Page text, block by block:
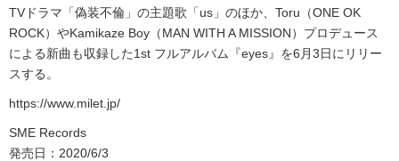
TVドラマ「偽装不倫」の主題歌「us」のほか、Toru（ONE OK
ROCK）やKamikaze Boy（MAN WITH A MISSION）プロデュース
による新曲も収録した1st フルアルバム『eyes』を6月3日にリリー
スする。
https://www.milet.jp/
SME Records
発売日：2020/6/3